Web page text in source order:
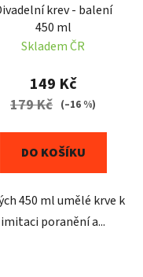
krev - balení
450 ml
Skladem ČR
149 Kč
179 Kč (–16 %)
DO KOŠÍKU
450 ml umělé krve k
imitaci poranění a...